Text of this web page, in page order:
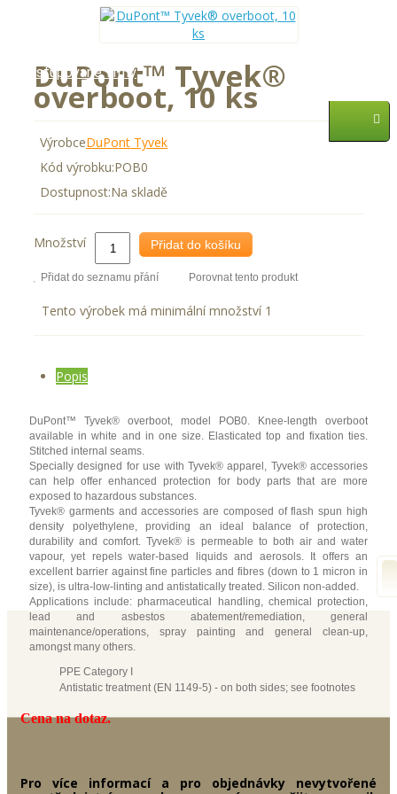
Zastupované firmy
DuPont™ Tyvek®
overboot, 10 ks
VýrobceDuPont Tyvek
Kód výrobku:POB0
Dostupnost:Na skladě
Množství Přidat do košíku
Přidat do seznamu přání Porovnat tento produkt
Tento výrobek má minimální množství 1
Popis
DuPont™ Tyvek® overboot, model POB0. Knee-length overboot
available in white and in one size. Elasticated top and fixation ties.
Stitched internal seams.
Specially designed for use with Tyvek® apparel, Tyvek® accessories
can help offer enhanced protection for body parts that are more
exposed to hazardous substances.
Tyvek® garments and accessories are composed of flash spun high
density polyethylene, providing an ideal balance of protection,
durability and comfort. Tyvek® is permeable to both air and water
vapour, yet repels water-based liquids and aerosols. It offers an
excellent barrier against fine particles and fibres (down to 1 micron in
size), is ultra-low-linting and antistatically treated. Silicon non-added.
Applications include: pharmaceutical handling, chemical protection,
lead and asbestos abatement/remediation, general
maintenance/operations, spray painting and general clean-up,
amongst many others.
PPE Category I
Antistatic treatment (EN 1149-5) - on both sides; see footnotes
Cena na dotaz.
Pro více informací a pro objednávky nevytvořené